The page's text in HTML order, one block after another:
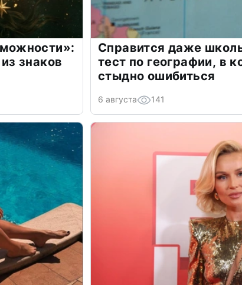
знаков
Справится даже
тест по географии, в
стыдно ошибиться
6 августа 141